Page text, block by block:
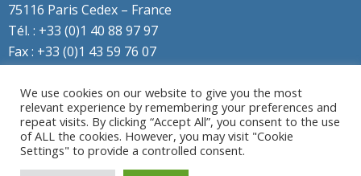
75116 Paris Cedex – France
Tél. : +33 (0)1 40 88 97 97
Fax : +33 (0)1 43 59 76 07
Éditions passées
Accédez aux archives
We use cookies on our website to give you the most
relevant experience by remembering your preferences and
repeat visits. By clicking “Accept All”, you consent to the use
of ALL the cookies. However, you may visit "Cookie
Settings" to provide a controlled consent.